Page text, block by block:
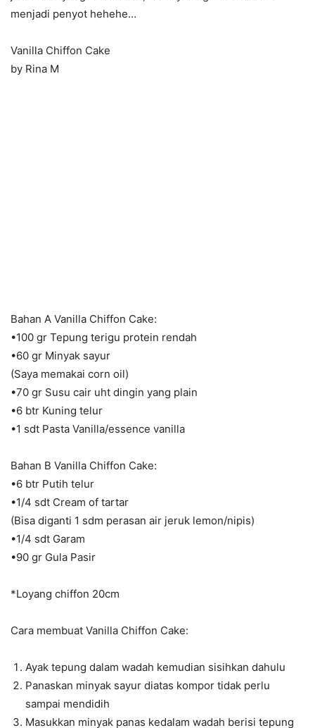
menjadi penyot hehehe…
Vanilla Chiffon Cake
by Rina M
Bahan A Vanilla Chiffon Cake:
•100 gr Tepung terigu protein rendah
•60 gr Minyak sayur
(Saya memakai corn oil)
•70 gr Susu cair uht dingin yang plain
•6 btr Kuning telur
•1 sdt Pasta Vanilla/essence vanilla
Bahan B Vanilla Chiffon Cake:
•6 btr Putih telur
•1/4 sdt Cream of tartar
(Bisa diganti 1 sdm perasan air jeruk lemon/nipis)
•1/4 sdt Garam
•90 gr Gula Pasir
*Loyang chiffon 20cm
Cara membuat Vanilla Chiffon Cake:
Ayak tepung dalam wadah kemudian sisihkan dahulu
Panaskan minyak sayur diatas kompor tidak perlu
sampai mendidih
Masukkan minyak panas kedalam wadah berisi tepung